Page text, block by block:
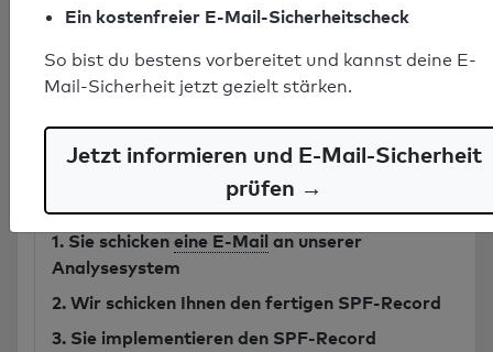
Sicheren SPF-Record vom Experten
erstellen lassen ab 749€
SPF-Record bestellen
1. Sie schicken eine E-Mail an unserer
Analysesystem
2. Wir schicken Ihnen den fertigen SPF-Record
3. Sie implementieren den SPF-Record
Ein kostenfreier E-Mail-Sicherheitscheck
So bist du bestens vorbereitet und kannst deine E-
Mail-Sicherheit jetzt gezielt stärken.
Jetzt informieren und E-Mail-Sicherheit
prüfen →